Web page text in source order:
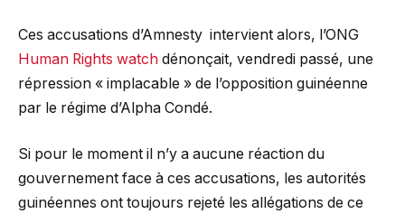
Ces accusations d’Amnesty intervient alors, l’ONG
Human Rights watch dénonçait, vendredi passé, une
répression « implacable » de l’opposition guinéenne
par le régime d’Alpha Condé.
Si pour le moment il n’y a aucune réaction du
gouvernement face à ces accusations, les autorités
guinéennes ont toujours rejeté les allégations de ce